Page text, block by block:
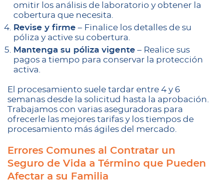
omitir los análisis de laboratorio y obtener la
cobertura que necesita.
Revise y firme – Finalice los detalles de su
póliza y active su cobertura.
Mantenga su póliza vigente – Realice sus
pagos a tiempo para conservar la protección
activa.
El procesamiento suele tardar entre 4 y 6
semanas desde la solicitud hasta la aprobación.
Trabajamos con varias aseguradoras para
ofrecerle las mejores tarifas y los tiempos de
procesamiento más ágiles del mercado.
Errores Comunes al Contratar un
Seguro de Vida a Término que Pueden
Afectar a su Familia